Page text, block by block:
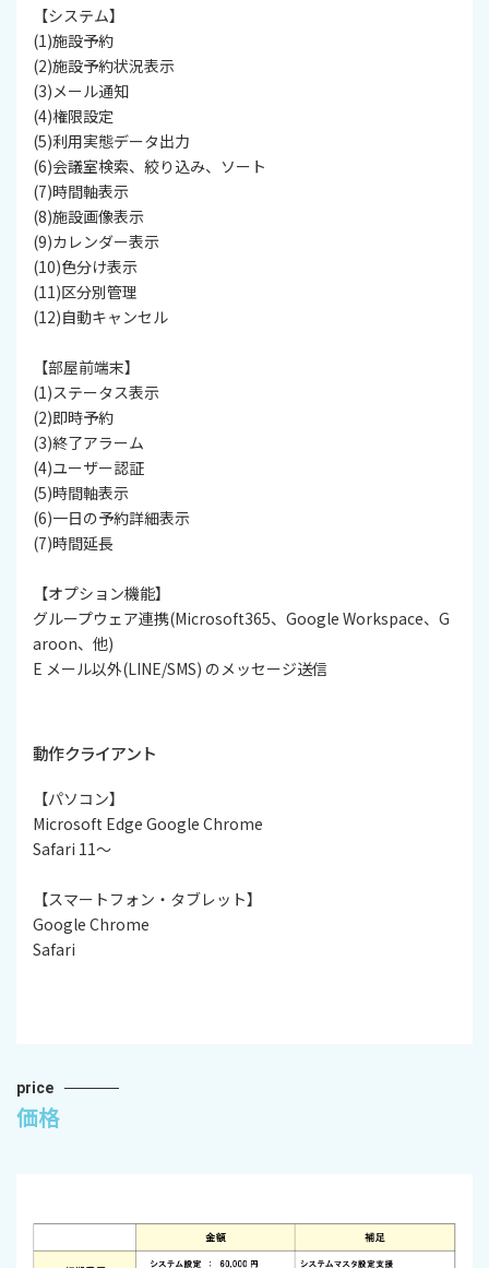
【システム】
(1)施設予約
(2)施設予約状況表示
(3)メール通知
(4)権限設定
(5)利用実態データ出力
(6)会議室検索、絞り込み、ソート
(7)時間軸表示
(8)施設画像表示
(9)カレンダー表示
(10)色分け表示
(11)区分別管理
(12)自動キャンセル
【部屋前端末】
(1)ステータス表示
(2)即時予約
(3)終了アラーム
(4)ユーザー認証
(5)時間軸表示
(6)一日の予約詳細表示
(7)時間延長
【オプション機能】
グループウェア連携(Microsoft365、Google Workspace、G
aroon、他)
E メール以外(LINE/SMS) のメッセージ送信
動作クライアント
【パソコン】
Microsoft Edge Google Chrome
Safari 11～
【スマートフォン・タブレット】
Google Chrome
Safari
price
価格